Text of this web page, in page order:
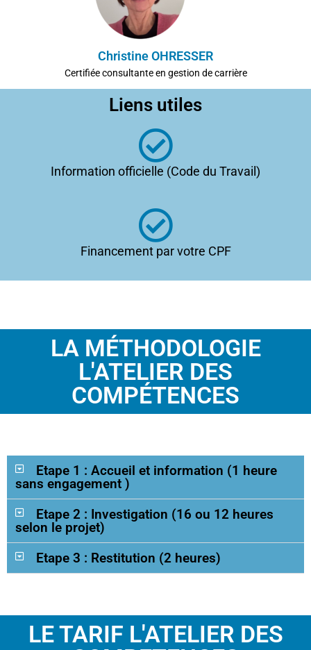
Christine OHRESSER
Certifiée consultante en gestion de carrière
Liens utiles
Information officielle (Code du Travail)
Financement par votre CPF
LA MÉTHODOLOGIE
L'ATELIER DES
COMPÉTENCES
Etape 1 : Accueil et information (1 heure
sans engagement )
Etape 2 : Investigation (16 ou 12 heures
selon le projet)
Etape 3 : Restitution (2 heures)
LE TARIF L'ATELIER DES